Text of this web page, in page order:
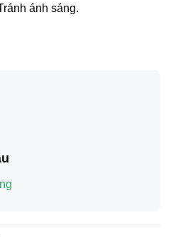
ánh sáng.